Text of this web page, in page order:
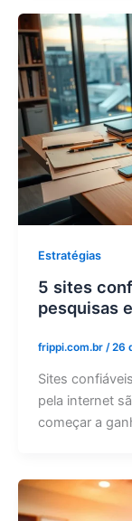
Estratégias
5 sites
pesquisas
frippi.com.br /26
Sites
pela internet
começar a